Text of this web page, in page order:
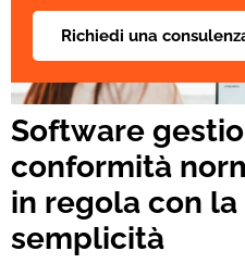
Richiedi una
Software
conformità
in regola con
semplicità